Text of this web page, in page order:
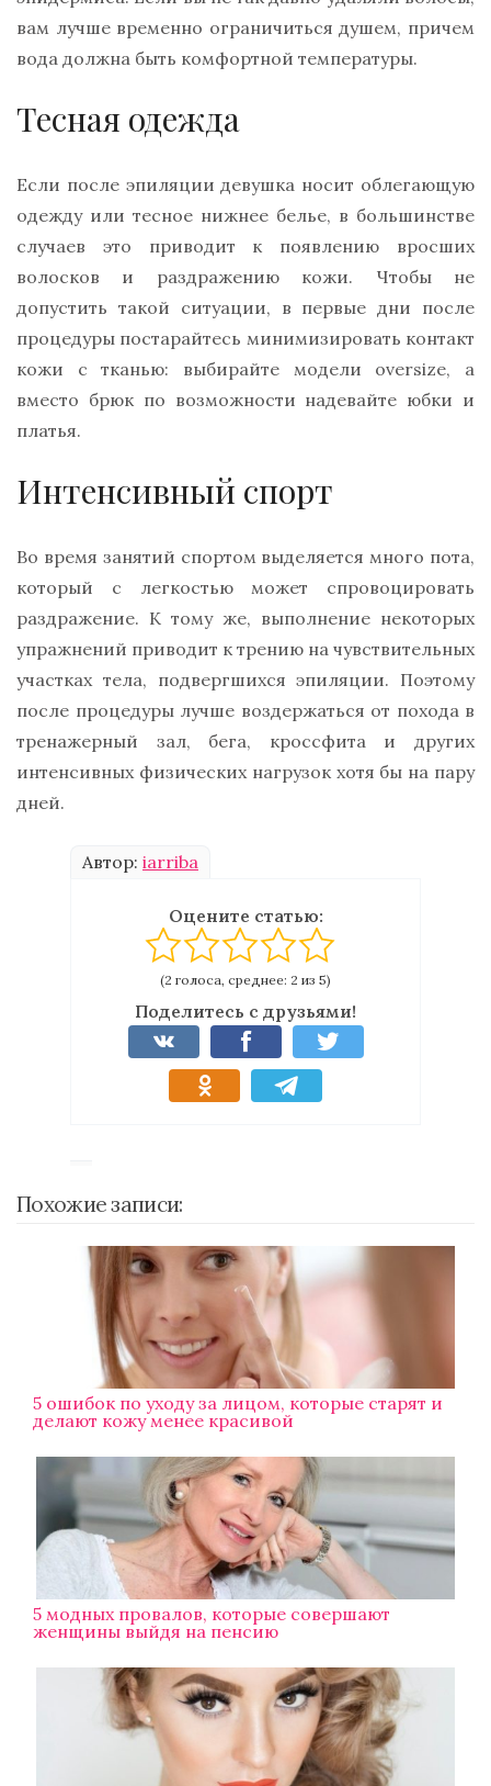
вам лучше временно ограничиться душем, причем
вода должна быть комфортной температуры.
Тесная одежда
Если после эпиляции девушка носит облегающую
одежду или тесное нижнее белье, в большинстве
случаев это приводит к появлению вросших
волосков и раздражению кожи. Чтобы не
допустить такой ситуации, в первые дни после
процедуры постарайтесь минимизировать контакт
кожи с тканью: выбирайте модели oversize, а
вместо брюк по возможности надевайте юбки и
платья.
Интенсивный спорт
Во время занятий спортом выделяется много пота,
который с легкостью может спровоцировать
раздражение. К тому же, выполнение некоторых
упражнений приводит к трению на чувствительных
участках тела, подвергшихся эпиляции. Поэтому
после процедуры лучше воздержаться от похода в
тренажерный зал, бега, кроссфита и других
интенсивных физических нагрузок хотя бы на пару
дней.
Автор: iarriba
Оцените статью:
(2 голоса, среднее: 2 из 5)
Поделитесь с друзьями!
Похожие записи:
5 ошибок по уходу за лицом, которые старят и
делают кожу менее красивой
5 модных провалов, которые совершают
женщины выйдя на пенсию